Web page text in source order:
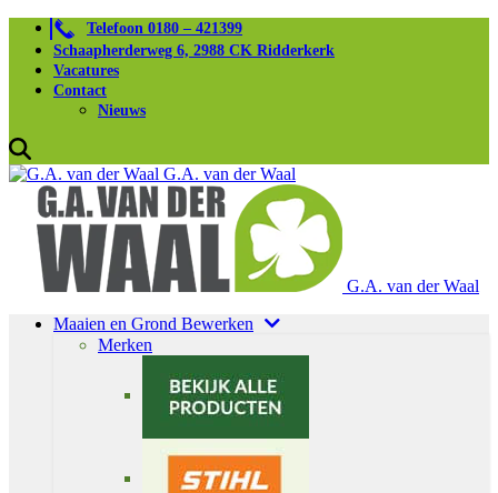
Telefoon 0180 – 421399
Schaapherderweg 6, 2988 CK Ridderkerk
Vacatures
Contact
Nieuws
G.A. van der Waal
G.A. van der Waal
Maaien en Grond Bewerken
Merken